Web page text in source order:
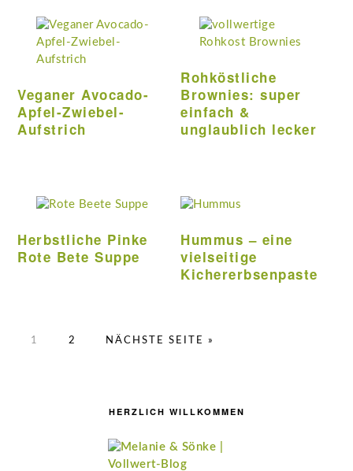
Veganer Avocado-
Apfel-Zwiebel-
Aufstrich
Rohköstliche
Brownies: super
einfach &
unglaublich lecker
Herbstliche Pinke
Rote Bete Suppe
Hummus – eine
vielseitige
Kichererbsenpaste
SEITE
1 SEITE
2 NÄCHSTE SEITE AUFRUFEN
»
HERZLICH WILLKOMMEN